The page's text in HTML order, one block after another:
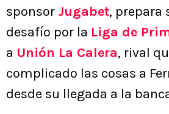
sponsor Jugabet, prepara
desafío por la Liga de
a Unión La Calera, rival
complicado las cosas a
desde su llegada a la